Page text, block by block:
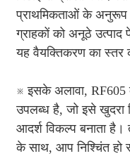
प्राथमिकताओं के अनुरूप
ग्राहकों को अनूठे
यह वैयक्तिकरण का स्तर
※ इसके अलावा,
उपलब्ध है, जो इसे खुदरा
आदर्श विकल्प बनाता है।
के साथ, आप निश्चिंत